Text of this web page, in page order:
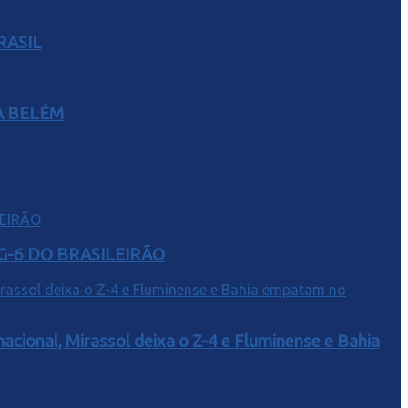
BELÉM
6 DO BRASILEIRÃO
Mirassol deixa o Z-4 e Fluminense e Bahia